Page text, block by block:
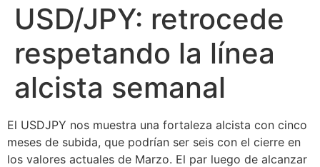
USD/JPY: retrocede
respetando la línea
alcista semanal
El USDJPY nos muestra una fortaleza alcista con cinco
meses de subida, que podrían ser seis con el cierre en
los valores actuales de Marzo. El par luego de alcanzar